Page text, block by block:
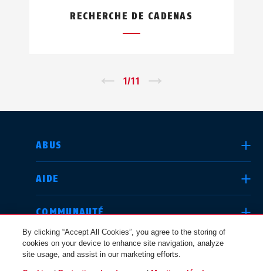
RECHERCHE DE CADENAS
1/11
ABUS
AIDE
COMMUNAUTÉ
QUESTIONS JURIDIQUES
CHOISIR UN PAYS
Deutschland
By clicking “Accept All Cookies”, you agree to the storing of
cookies on your device to enhance site navigation, analyze
site usage, and assist in our marketing efforts.